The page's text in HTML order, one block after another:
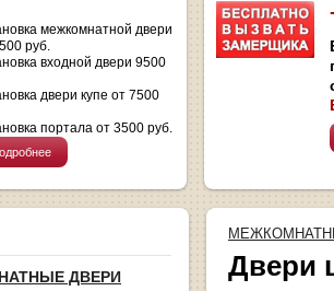
межкомнатной двери
руб.
входной двери 9500
двери купе от 7500
портала от 3500 руб.
ДВЕРИ
Двери